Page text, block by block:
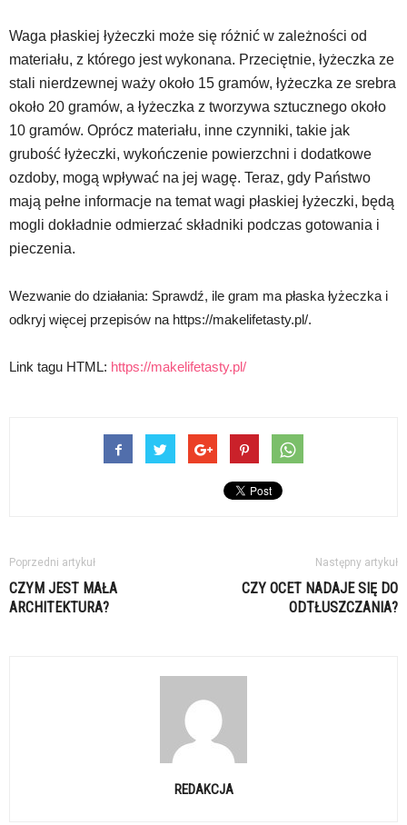
Waga płaskiej łyżeczki może się różnić w zależności od
materiału, z którego jest wykonana. Przeciętnie, łyżeczka ze
stali nierdzewnej waży około 15 gramów, łyżeczka ze srebra
około 20 gramów, a łyżeczka z tworzywa sztucznego około
10 gramów. Oprócz materiału, inne czynniki, takie jak
grubość łyżeczki, wykończenie powierzchni i dodatkowe
ozdoby, mogą wpływać na jej wagę. Teraz, gdy Państwo
mają pełne informacje na temat wagi płaskiej łyżeczki, będą
mogli dokładnie odmierzać składniki podczas gotowania i
pieczenia.
Wezwanie do działania: Sprawdź, ile gram ma płaska łyżeczka i
odkryj więcej przepisów na https://makelifetasty.pl/.
Link tagu HTML: https://makelifetasty.pl/
Poprzedni artykuł
CZYM JEST MAŁA
ARCHITEKTURA?
Następny artykuł
CZY OCET NADAJE SIĘ DO
ODTŁUSZCZANIA?
REDAKCJA